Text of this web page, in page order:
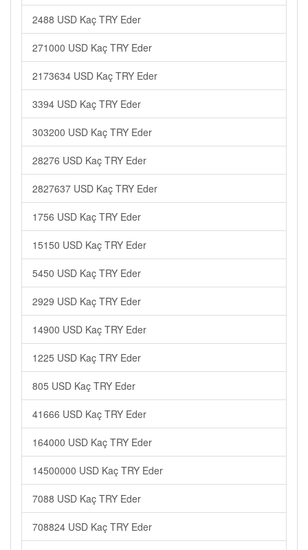
2488 USD Kaç TRY Eder
271000 USD Kaç TRY Eder
2173634 USD Kaç TRY Eder
3394 USD Kaç TRY Eder
303200 USD Kaç TRY Eder
28276 USD Kaç TRY Eder
2827637 USD Kaç TRY Eder
1756 USD Kaç TRY Eder
15150 USD Kaç TRY Eder
5450 USD Kaç TRY Eder
2929 USD Kaç TRY Eder
14900 USD Kaç TRY Eder
1225 USD Kaç TRY Eder
805 USD Kaç TRY Eder
41666 USD Kaç TRY Eder
164000 USD Kaç TRY Eder
14500000 USD Kaç TRY Eder
7088 USD Kaç TRY Eder
708824 USD Kaç TRY Eder